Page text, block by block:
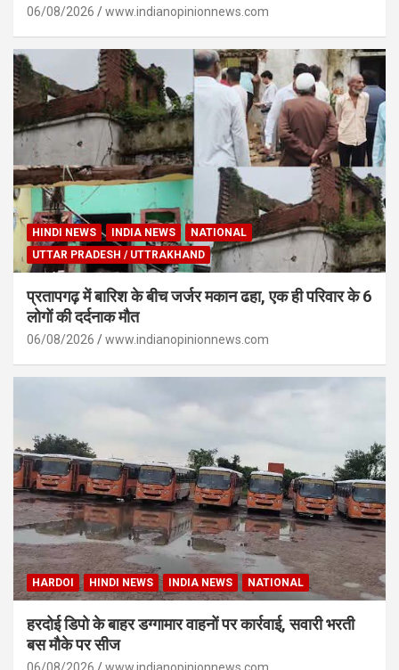
06/08/2026 www.indianopinionnews.com
HINDI NEWS INDIA NEWS
NATIONAL
UTTAR PRADESH / UTTRAKHAND
प्रतापगढ़ में बारिश के बीच जर्जर मकान ढहा, एक ही परिवार के 6
लोगों की दर्दनाक मौत
06/08/2026 www.indianopinionnews.com
HARDOI HINDI NEWS INDIA NEWS NATIONAL
हरदोई डिपो के बाहर डग्गामार वाहनों पर कार्रवाई, सवारी भरती
बस मौके पर सीज